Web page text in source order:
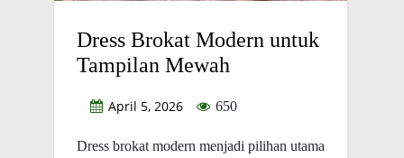
Dress Brokat Modern untuk
Tampilan Mewah
April 5, 2026 650
Dress brokat modern menjadi pilihan utama